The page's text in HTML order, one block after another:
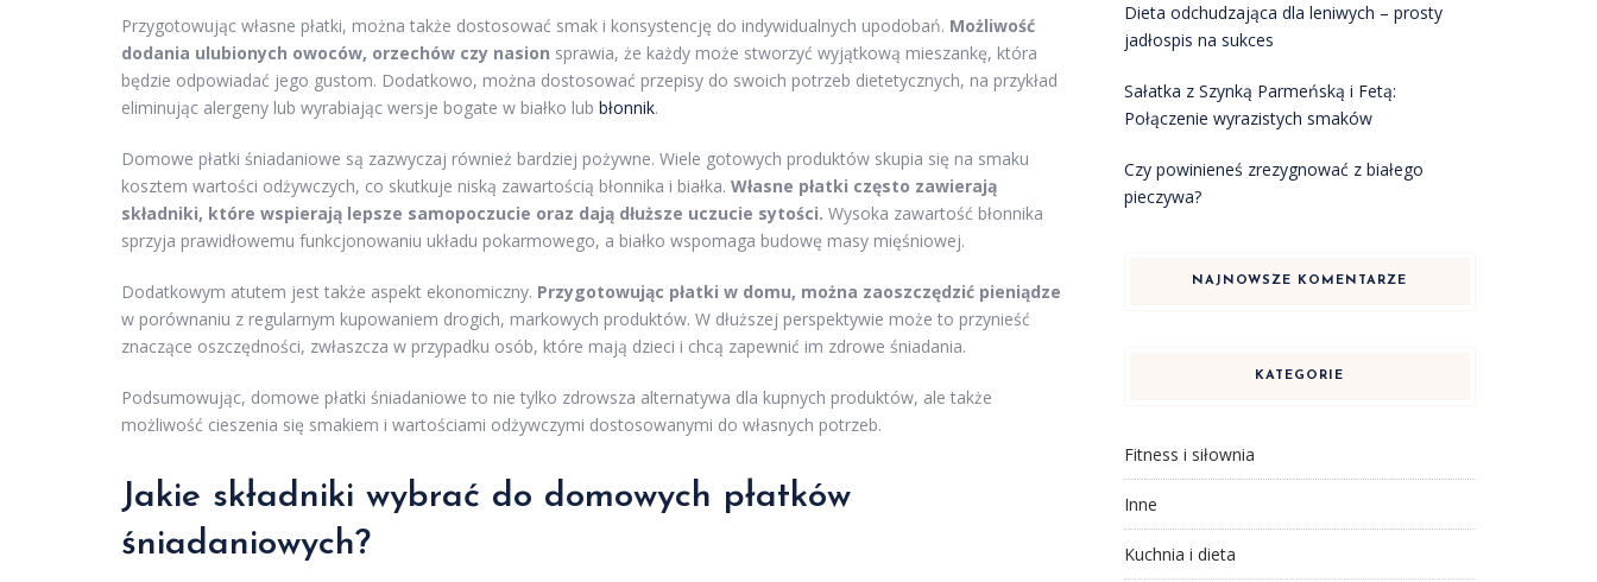
Przygotowując własne płatki, można także dostosować smak i konsystencję do indywidualnych upodobań. Możliwość
dodania ulubionych owoców, orzechów czy nasion sprawia, że każdy może stworzyć wyjątkową mieszankę, która
będzie odpowiadać jego gustom. Dodatkowo, można dostosować przepisy do swoich potrzeb dietetycznych, na przykład
eliminując alergeny lub wyrabiając wersje bogate w białko lub błonnik.
Domowe płatki śniadaniowe są zazwyczaj również bardziej pożywne. Wiele gotowych produktów skupia się na smaku
kosztem wartości odżywczych, co skutkuje niską zawartością błonnika i białka. Własne płatki często zawierają
składniki, które wspierają lepsze samopoczucie oraz dają dłuższe uczucie sytości. Wysoka zawartość błonnika
sprzyja prawidłowemu funkcjonowaniu układu pokarmowego, a białko wspomaga budowę masy mięśniowej.
Dodatkowym atutem jest także aspekt ekonomiczny. Przygotowując płatki w domu, można zaoszczędzić pieniądze
w porównaniu z regularnym kupowaniem drogich, markowych produktów. W dłuższej perspektywie może to przynieść
znaczące oszczędności, zwłaszcza w przypadku osób, które mają dzieci i chcą zapewnić im zdrowe śniadania.
Podsumowując, domowe płatki śniadaniowe to nie tylko zdrowsza alternatywa dla kupnych produktów, ale także
możliwość cieszenia się smakiem i wartościami odżywczymi dostosowanymi do własnych potrzeb.
Jakie składniki wybrać do domowych płatków
śniadaniowych?
Dieta odchudzająca dla leniwych – prosty
jadłospis na sukces
Sałatka z Szynką Parmeńską i Fetą:
Połączenie wyrazistych smaków
Czy powinieneś zrezygnować z białego
pieczywa?
NAJNOWSZE KOMENTARZE
KATEGORIE
Fitness i siłownia
Inne
Kuchnia i dieta